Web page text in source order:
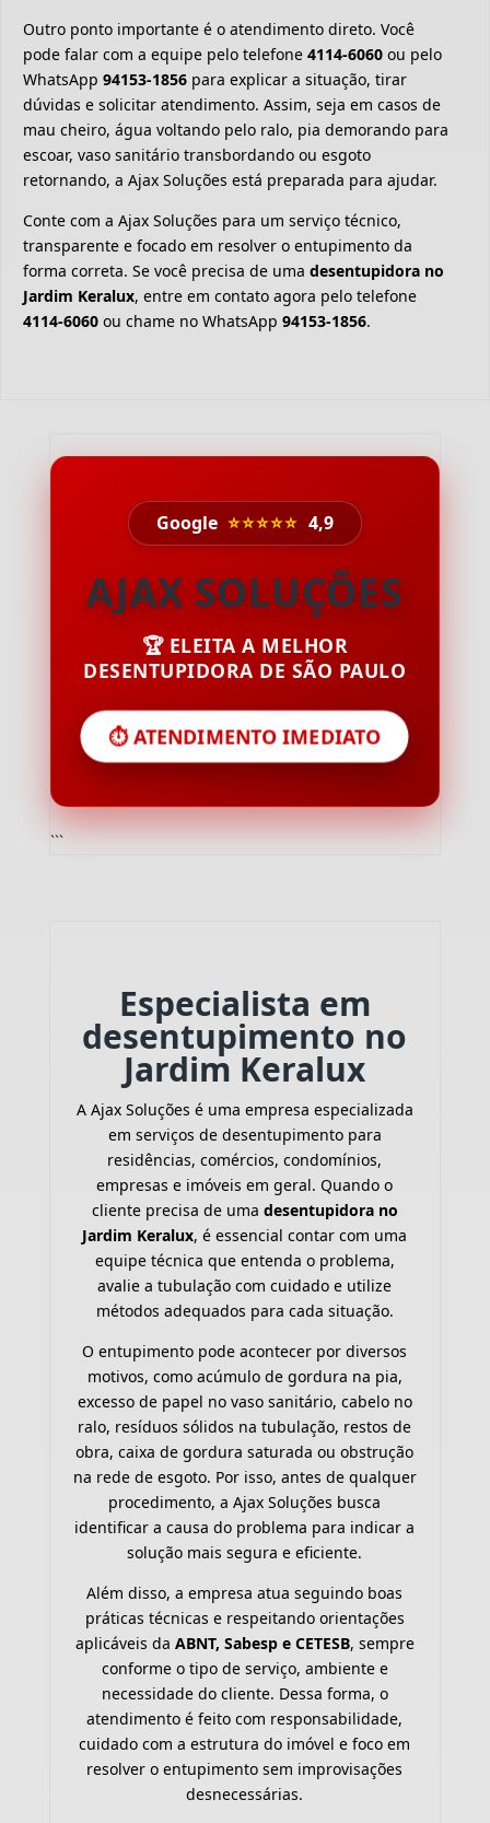
Outro ponto importante é o atendimento direto. Você
pode falar com a equipe pelo telefone 4114-6060 ou pelo
WhatsApp 94153-1856 para explicar a situação, tirar
dúvidas e solicitar atendimento. Assim, seja em casos de
mau cheiro, água voltando pelo ralo, pia demorando para
escoar, vaso sanitário transbordando ou esgoto
retornando, a Ajax Soluções está preparada para ajudar.
Conte com a Ajax Soluções para um serviço técnico,
transparente e focado em resolver o entupimento da
forma correta. Se você precisa de uma desentupidora no
Jardim Keralux, entre em contato agora pelo telefone
4114-6060 ou chame no WhatsApp 94153-1856.
Google ⭐⭐⭐⭐⭐ 4,9
AJAX SOLUÇÕES
🏆 ELEITA A MELHOR
DESENTUPIDORA DE SÃO PAULO
⏱️ ATENDIMENTO IMEDIATO
```
Especialista em
desentupimento no
Jardim Keralux
A Ajax Soluções é uma empresa especializada
em serviços de desentupimento para
residências, comércios, condomínios,
empresas e imóveis em geral. Quando o
cliente precisa de uma desentupidora no
Jardim Keralux, é essencial contar com uma
equipe técnica que entenda o problema,
avalie a tubulação com cuidado e utilize
métodos adequados para cada situação.
O entupimento pode acontecer por diversos
motivos, como acúmulo de gordura na pia,
excesso de papel no vaso sanitário, cabelo no
ralo, resíduos sólidos na tubulação, restos de
obra, caixa de gordura saturada ou obstrução
na rede de esgoto. Por isso, antes de qualquer
procedimento, a Ajax Soluções busca
identificar a causa do problema para indicar a
solução mais segura e eficiente.
Além disso, a empresa atua seguindo boas
práticas técnicas e respeitando orientações
aplicáveis da ABNT, Sabesp e CETESB, sempre
conforme o tipo de serviço, ambiente e
necessidade do cliente. Dessa forma, o
atendimento é feito com responsabilidade,
cuidado com a estrutura do imóvel e foco em
resolver o entupimento sem improvisações
desnecessárias.